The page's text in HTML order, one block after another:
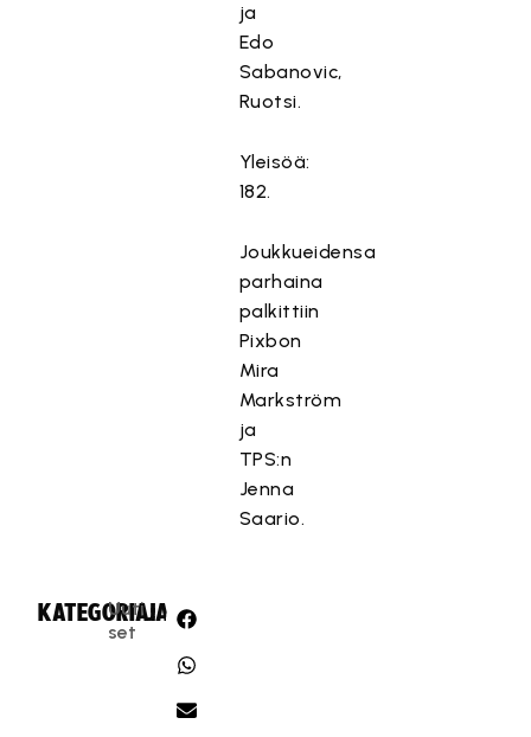
ja
Edo
Sabanovic,
Ruotsi.
Yleisöä:
182.
Joukkueidensa
parhaina
palkittiin
Pixbon
Mira
Markström
ja
TPS:n
Jenna
Saario.
KATEGORIA:
Uuti
set
JAA: